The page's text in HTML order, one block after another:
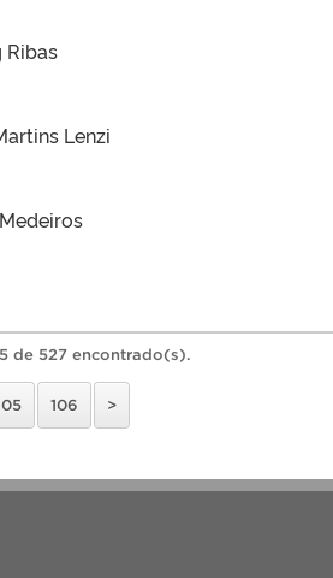
Ribas
Lenzi
de 527 encontrado(s).
106 >